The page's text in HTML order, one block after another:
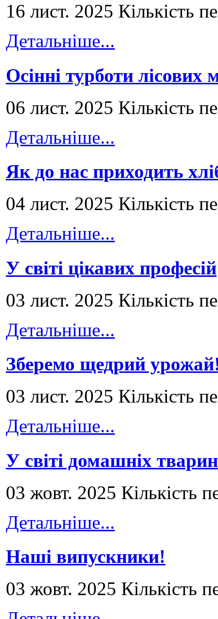
16 лист. 2025 Кількість
Детальніше...
Осінні турботи лісових
06 лист. 2025 Кількість
Детальніше...
Як до нас приходить
04 лист. 2025 Кількість
Детальніше...
У світі цікавих професій
03 лист. 2025 Кількість
Детальніше...
Зберемо щедрий
03 лист. 2025 Кількість
Детальніше...
У світі домашніх тварин
03 жовт. 2025 Кількість
Детальніше...
Наші випускники!
03 жовт. 2025 Кількість